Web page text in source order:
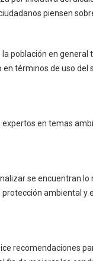
piensen
población en
términos de uso del
expertos en temas
se encuentran
ambiental
recomendaciones